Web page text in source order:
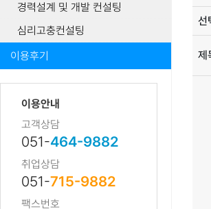
경력설계 및 개발 컨설팅
심리고충컨설팅
이용후기
이용안내
고객상담
051-464-9882
취업상담
051-715-9882
팩스번호
선
제